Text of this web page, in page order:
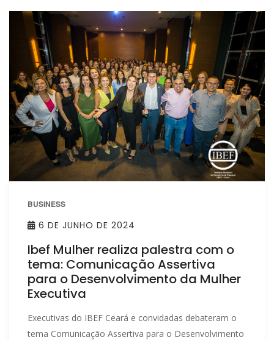
BUSINESS
6 DE JUNHO DE 2024
Ibef Mulher realiza palestra com o
tema: Comunicação Assertiva
para o Desenvolvimento da Mulher
Executiva
Executivas do IBEF Ceará e convidadas debateram o
tema Comunicação Assertiva para o Desenvolvimento